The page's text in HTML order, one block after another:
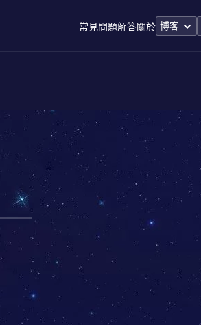
常見問題解答關於 博客